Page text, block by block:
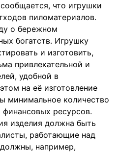
что игрушки
пиломатериалов.
о бережном
богатств. Игрушку
и изготовить,
привлекательной и
удобной в
на её изготовление
минимальное количество
ресурсов.
изделия должна быть
работающие над
например,